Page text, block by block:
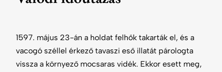
1597. május 23-án a holdat felhők takarták el, és a
vacogó széllel érkező tavaszi eső illatát párologta
vissza a környező mocsaras vidék. Ekkor esett meg,